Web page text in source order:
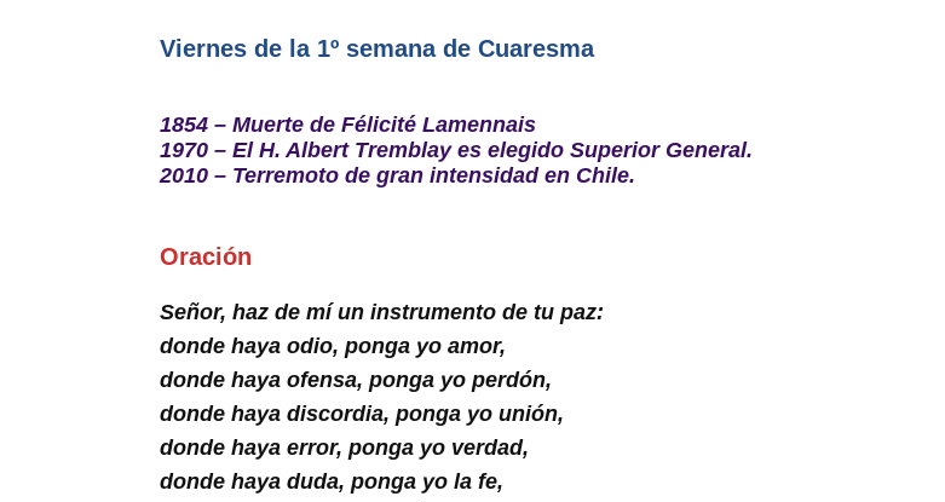
Pastoral Vocacional
Viernes de la 1º semana de Cuaresma
1854 – Muerte de Félicité Lamennais
1970 – El H. Albert Tremblay es elegido Superior General.
2010 – Terremoto de gran intensidad en Chile.
Oración
Señor, haz de mí un instrumento de tu paz:
donde haya odio, ponga yo amor,
donde haya ofensa, ponga yo perdón,
donde haya discordia, ponga yo unión,
donde haya error, ponga yo verdad,
donde haya duda, ponga yo la fe,